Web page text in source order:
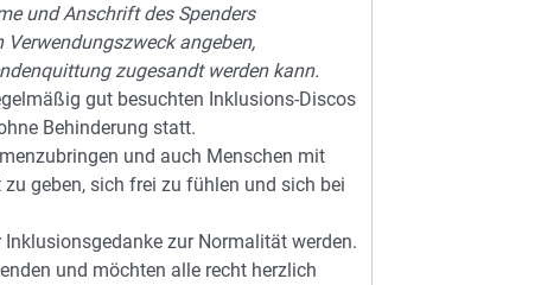
und Anschrift des Spenders
angeben,
zugesandt werden kann.
gut besuchten Inklusions-Discos
Behinderung statt.
und auch Menschen mit
geben, sich frei zu fühlen und sich bei
zur Normalität werden.
und möchten alle recht herzlich